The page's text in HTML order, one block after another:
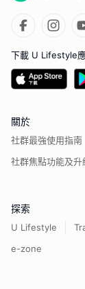
下載 U Lifestyle
關於
社群最強使用指南
社群焦點功能及升
探索
U Lifestyle
e-zone